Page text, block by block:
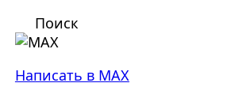
Поиск
Написать в MAX